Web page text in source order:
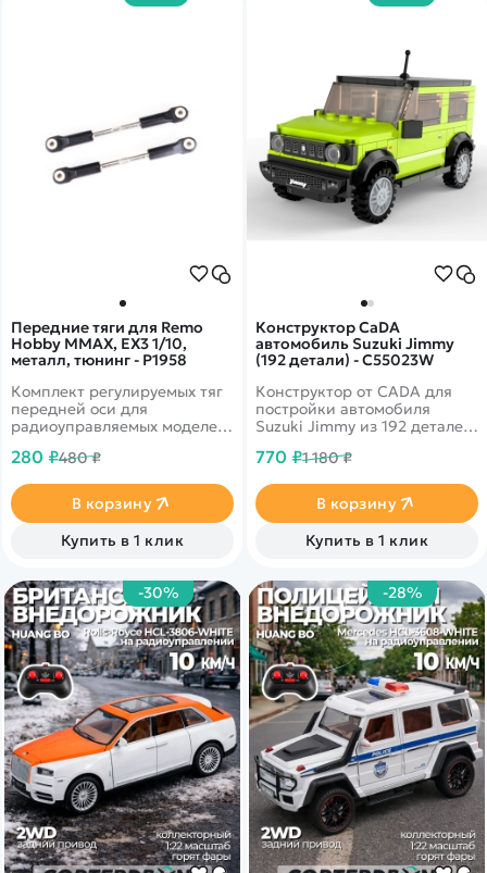
Передние тяги для Remo
Hobby MMAX, EX3 1/10,
металл, тюнинг - P1958
Комплект регулируемых тяг
передней оси для
радиоуправляемых моделей
280 ₽480 ₽
В корзину
Купить в 1 клик
Конструктор CaDA
автомобиль Suzuki Jimmy
(192 детали) - C55023W
Конструктор от CADA для
постройки автомобиля
Suzuki Jimmy из 192 деталей
770 ₽1 180 ₽
В корзину
Купить в 1 клик
-30% -28%